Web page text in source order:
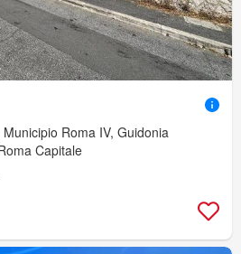
Roma IV, Guidonia
Capitale